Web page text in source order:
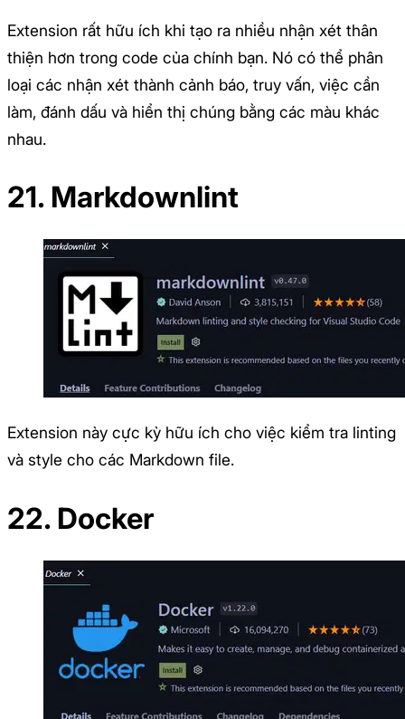
Extension rất hữu ích khi tạo ra nhiều nhận xét thân
thiện hơn trong code của chính bạn. Nó có thể phân
loại các nhận xét thành cảnh báo, truy vấn, việc cần
làm, đánh dấu và hiển thị chúng bằng các màu khác
nhau.
21. Markdownlint
Extension này cực kỳ hữu ích cho việc kiểm tra linting
và style cho các Markdown file.
22. Docker